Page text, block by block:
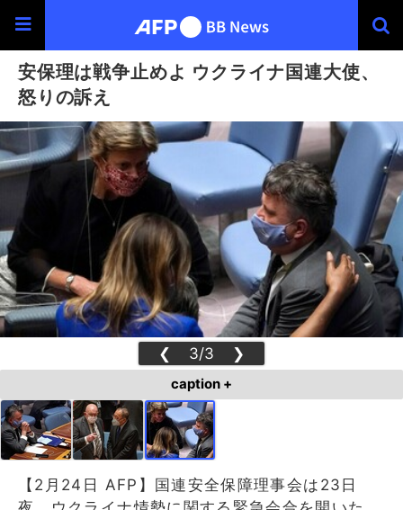
安保理は戦争止めよ ウクライナ国連大使、
怒りの訴え
❮ 3/3 ❯
caption +
【2月24日 AFP】国連安全保障理事会は23日